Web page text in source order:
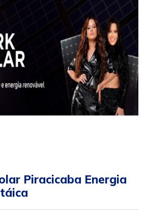
Piracicaba Energia